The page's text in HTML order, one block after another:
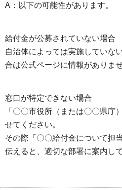
A：以下の可能性があります。
給付金が公募されていない場合
自治体によっては実施していな
合は公式ページに情報がありませ
窓口が特定できない場合
「〇〇市役所（または〇〇県庁
せてください。
その際「〇〇給付金について担
伝えると、適切な部署に案内し